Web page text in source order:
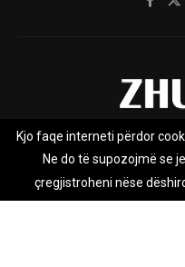
Rreth nesh
Zhurnal.mk është Agjenci e
Kjo faqe interneti përdor
Ne do të supozojmë se
çregjistroheni nëse